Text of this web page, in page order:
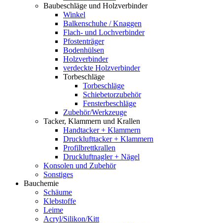
Baubeschläge und Holzverbinder
Winkel
Balkenschuhe / Knaggen
Flach- und Lochverbinder
Pfostenträger
Bodenhülsen
Holzverbinder
verdeckte Holzverbinder
Torbeschläge
Torbeschläge
Schiebetorzubehör
Fensterbeschläge
Zubehör/Werkzeuge
Tacker, Klammern und Krallen
Handtacker + Klammern
Drucklufttacker + Klammern
Profilbrettkrallen
Druckluftnagler + Nägel
Konsolen und Zubehör
Sonstiges
Bauchemie
Schäume
Klebstoffe
Leime
Acryl/Silikon/Kitt